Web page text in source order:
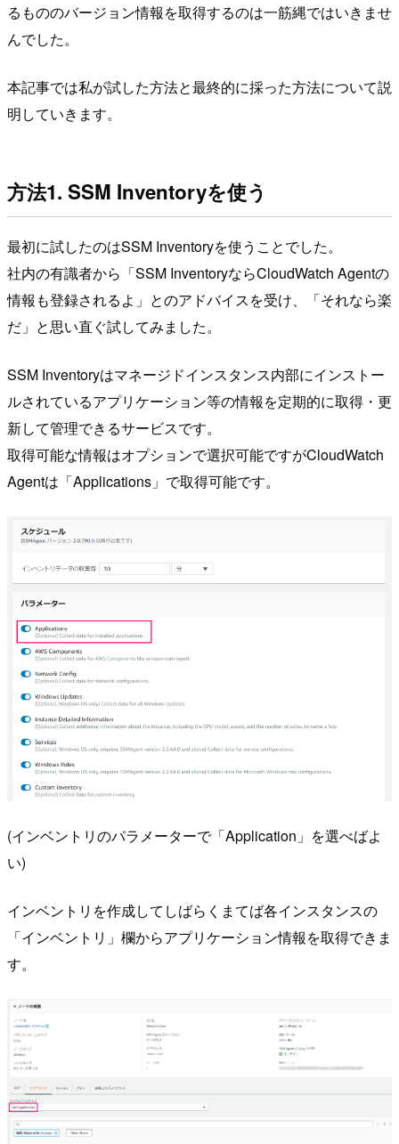
るもののバージョン情報を取得するのは一筋縄ではいきませ
んでした。
本記事では私が試した方法と最終的に採った方法について説
明していきます。
方法1. SSM Inventoryを使う
最初に試したのはSSM Inventoryを使うことでした。
社内の有識者から「SSM InventoryならCloudWatch Agentの
情報も登録されるよ」とのアドバイスを受け、「それなら楽
だ」と思い直ぐ試してみました。
SSM Inventoryはマネージドインスタンス内部にインストー
ルされているアプリケーション等の情報を定期的に取得・更
新して管理できるサービスです。
取得可能な情報はオプションで選択可能ですがCloudWatch
Agentは「Applications」で取得可能です。
(インベントリのパラメーターで「Application」を選べばよ
い)
インベントリを作成してしばらくまてば各インスタンスの
「インベントリ」欄からアプリケーション情報を取得できま
す。